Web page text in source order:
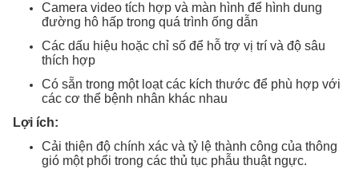
Camera video tích hợp và màn hình để hình dung
đường hô hấp trong quá trình ống dẫn
Các dấu hiệu hoặc chỉ số để hỗ trợ vị trí và độ sâu
thích hợp
Có sẵn trong một loạt các kích thước để phù hợp với
các cơ thể bệnh nhân khác nhau
Lợi ích:
Cải thiện độ chính xác và tỷ lệ thành công của thông
gió một phổi trong các thủ tục phẫu thuật ngực.